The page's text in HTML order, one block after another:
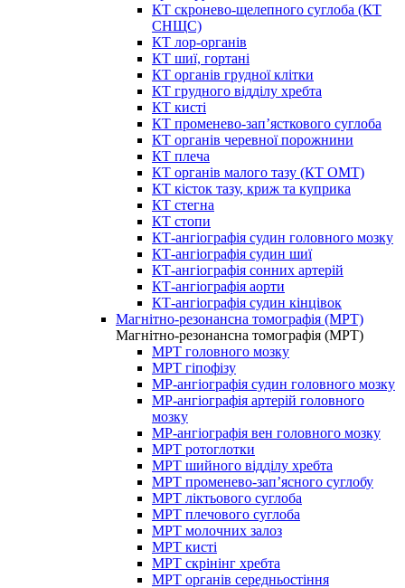
КТ скронево-щелепного суглоба (КТ
СНЩС)
КТ лор-органів
КТ шиї, гортані
КТ органів грудної клітки
КТ грудного відділу хребта
КТ кисті
КТ променево-зап’ясткового суглоба
КТ органів черевної порожнини
КТ плеча
КТ органів малого тазу (КТ ОМТ)
КТ кісток тазу, криж та куприка
КТ стегна
КТ стопи
КТ-ангіографія судин головного мозку
КТ-ангіографія судин шиї
КТ-ангіографія сонних артерій
КТ-ангіографія аорти
КТ-ангіографія судин кінцівок
Магнітно-резонансна томографія (МРТ)
Магнітно-резонансна томографія (МРТ)
МРТ головного мозку
МРТ гіпофізу
МР-ангіографія судин головного мозку
МР-ангіографія артерій головного
мозку
МР-ангіографія вен головного мозку
МРТ ротоглотки
МРТ шийного відділу хребта
МРТ променево-зап’ясного суглобу
МРТ ліктьового суглоба
МРТ плечового суглоба
МРТ молочних залоз
МРТ кисті
МРТ скрінінг хребта
МРТ органів середньостіння